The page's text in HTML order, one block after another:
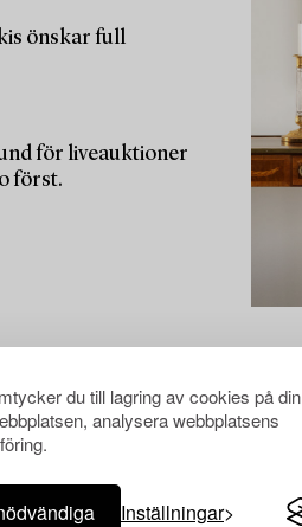
du till lagring av cookies på din
analysera webbplatsens
Inställningar
önskar full
för liveauktioner
först.